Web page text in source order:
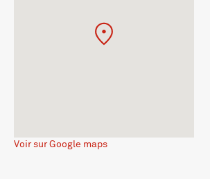
Voir sur Google maps